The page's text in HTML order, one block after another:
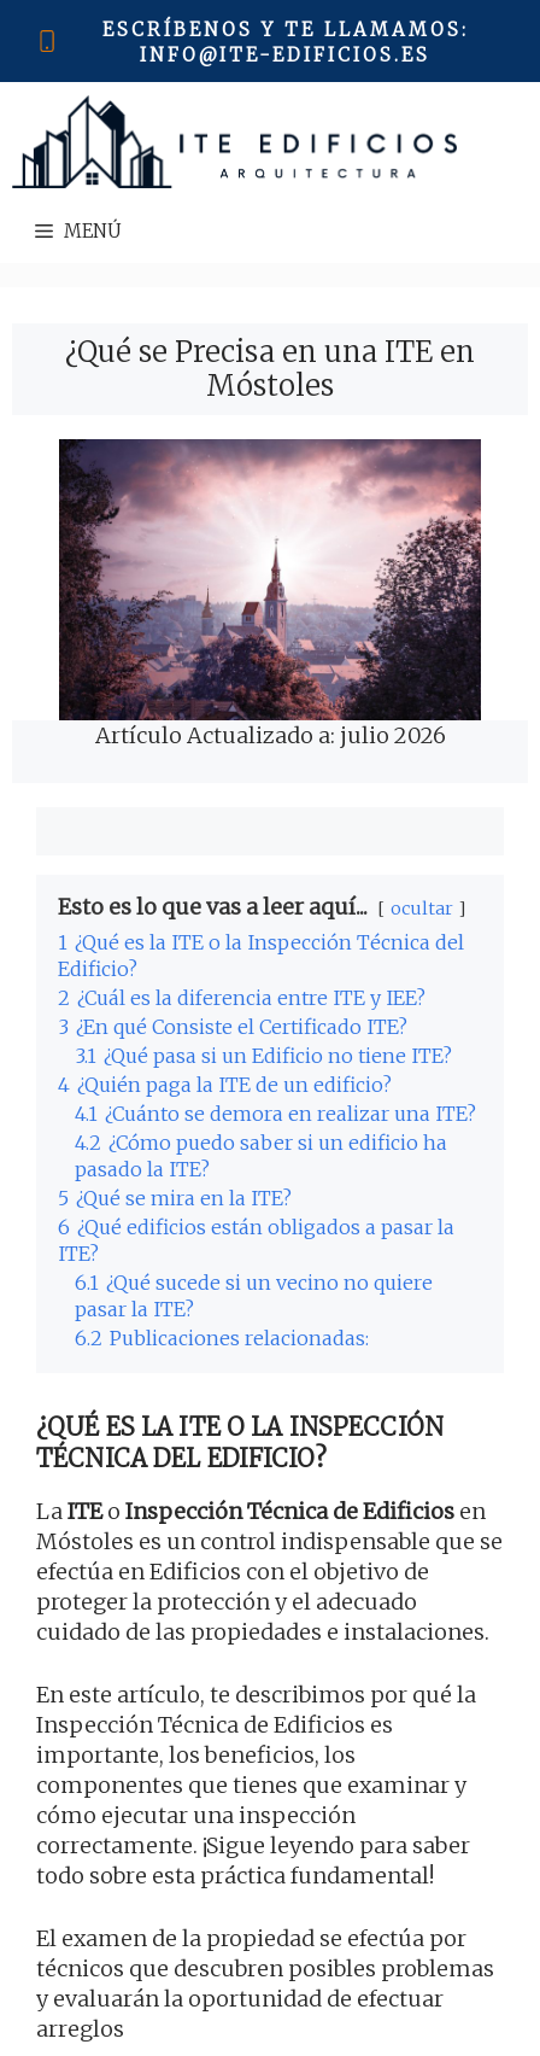
ESCRÍBENOS Y TE LLAMAMOS:
INFO@ITE-EDIFICIOS.ES
MENÚ
¿Qué se Precisa en una ITE en
Móstoles
Artículo Actualizado a: julio 2026
Esto es lo que vas a leer aquí... ocultar
1 ¿Qué es la ITE o la Inspección Técnica del
Edificio?
2 ¿Cuál es la diferencia entre ITE y IEE?
3 ¿En qué Consiste el Certificado ITE?
3.1 ¿Qué pasa si un Edificio no tiene ITE?
4 ¿Quién paga la ITE de un edificio?
4.1 ¿Cuánto se demora en realizar una ITE?
4.2 ¿Cómo puedo saber si un edificio ha
pasado la ITE?
5 ¿Qué se mira en la ITE?
6 ¿Qué edificios están obligados a pasar la
ITE?
6.1 ¿Qué sucede si un vecino no quiere
pasar la ITE?
6.2 Publicaciones relacionadas:
¿QUÉ ES LA ITE O LA INSPECCIÓN
TÉCNICA DEL EDIFICIO?
LaITEo Inspección Técnica de Edificios en
Móstoles es un control indispensable que se
efectúa en Edificios con el objetivo de
proteger la protección y el adecuado
cuidado de las propiedades e instalaciones.
En este artículo, te describimos por qué la
Inspección Técnica de Edificios es
importante, los beneficios, los
componentes que tienes que examinar y
cómo ejecutar una inspección
correctamente. ¡Sigue leyendo para saber
todo sobre esta práctica fundamental!
El examen de la propiedad se efectúa por
técnicos que descubren posibles problemas
y evaluarán la oportunidad de efectuar
arreglos